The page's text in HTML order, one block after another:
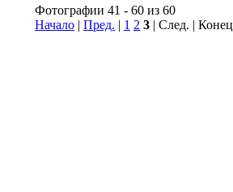
Фотографии 41 - 60 из 60
Начало | Пред. | 1 2 3 | След. | Конец